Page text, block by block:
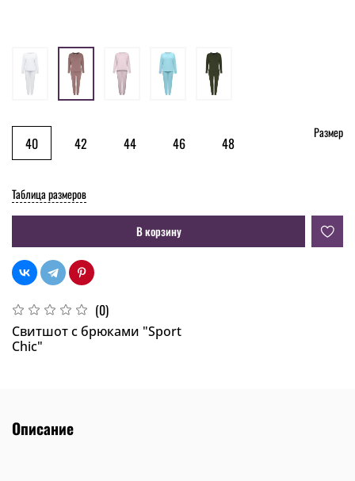
Свитшот с брюками "Sport
Chic"
(0)
Таблица размеров
В корзину
Размер
40 42 44 46 48
Описание